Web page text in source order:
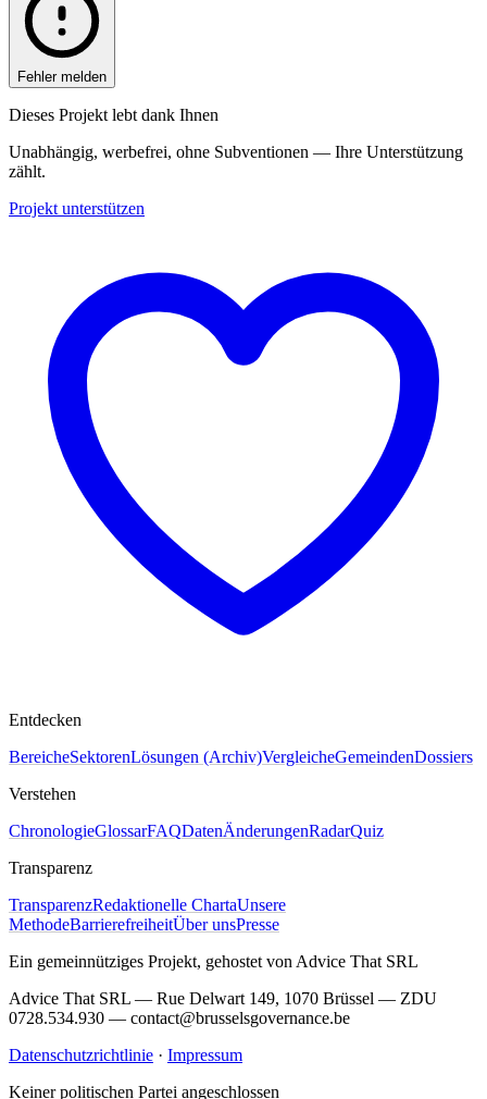
Fehler melden
Dieses Projekt lebt dank Ihnen
Unabhängig, werbefrei, ohne Subventionen — Ihre Unterstützung
zählt.
Projekt unterstützen
Entdecken
BereicheSektorenLösungen (Archiv)VergleicheGemeindenDossiers
Verstehen
ChronologieGlossarFAQDatenÄnderungenRadarQuiz
Transparenz
TransparenzRedaktionelle ChartaUnsere
MethodeBarrierefreiheitÜber unsPresse
Ein gemeinnütziges Projekt, gehostet von Advice That SRL
Advice That SRL — Rue Delwart 149, 1070 Brüssel — ZDU
0728.534.930 — contact@brusselsgovernance.be
Datenschutzrichtlinie · Impressum
Keiner politischen Partei angeschlossen